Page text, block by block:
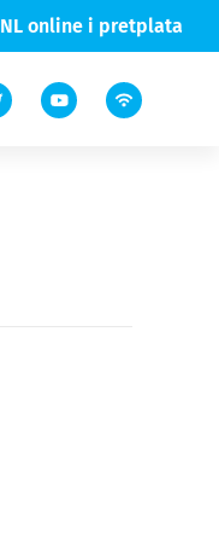
NL online i pretplata